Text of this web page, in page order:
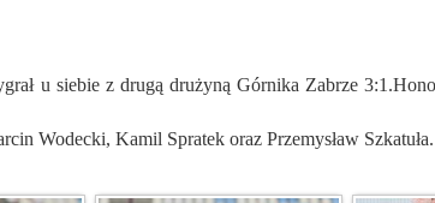
Wodecki, Kamil Spratek oraz Przemysław Szkatuła.